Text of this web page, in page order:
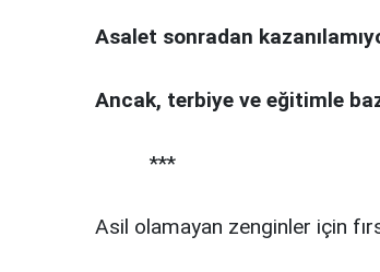
Asalet sonradan
Ancak, terbiye ve eğitimle
***
Asil olamayan zenginler için